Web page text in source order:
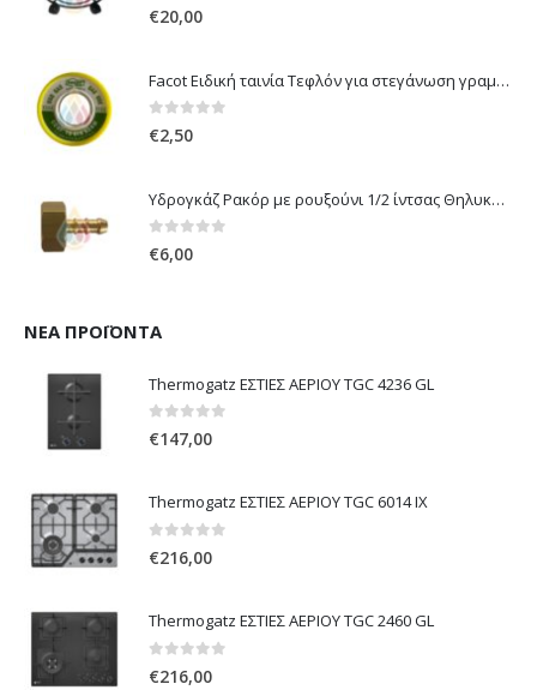
0out of 5
€20,00
Facot Ειδική ταινία Τεφλόν για στεγάνωση γραμμών αερίου 12m
0out of 5
€2,50
Υδρογκάζ Ρακόρ με ρουξούνι 1/2 ίντσας Θηλυκό Δεξιόστροφο για σύνδεση συσκευών με λάστιχο υγραερίου 8mm
0out of 5
€6,00
ΝΈΑ ΠΡΟΪΌΝΤΑ
Thermogatz ΕΣΤΙΕΣ ΑΕΡΙΟΥ TGC 4236 GL
0out of 5
€147,00
Thermogatz ΕΣΤΙΕΣ ΑΕΡΙΟΥ TGC 6014 IX
0out of 5
€216,00
Thermogatz ΕΣΤΙΕΣ ΑΕΡΙΟΥ TGC 2460 GL
€216,00